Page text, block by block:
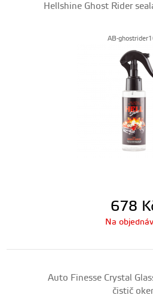
Hellshine Ghost Rider
AB-
678
Na
Auto Finesse Crystal
čistič